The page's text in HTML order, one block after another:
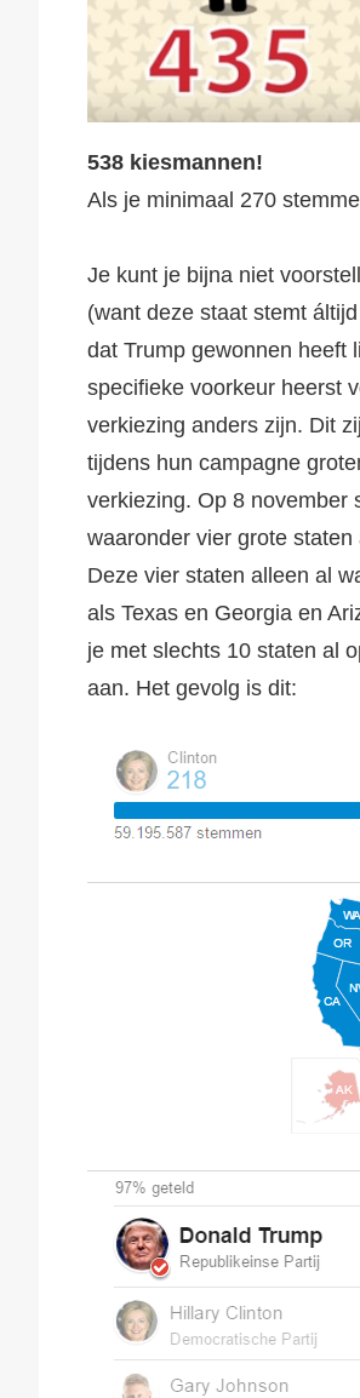
538 kiesmannen!
Als je minimaal 270
Je kunt je bijna niet
(want deze staat stemt
dat Trump gewonnen heeft
specifieke voorkeur heerst
verkiezing anders zijn. Dit
tijdens hun campagne
verkiezing. Op 8 november
waaronder vier grote
Deze vier staten alleen al
als Texas en Georgia en
je met slechts 10 staten al
aan. Het gevolg is dit: